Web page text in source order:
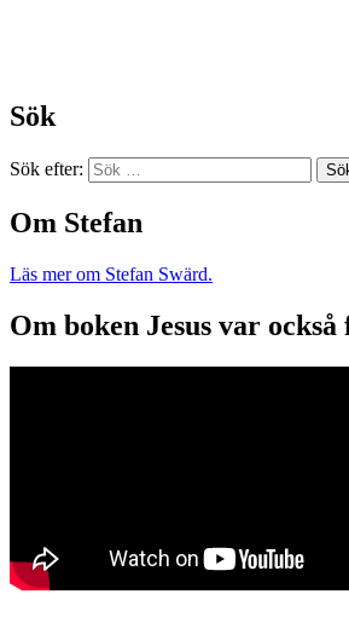
Sök
Sök efter:
Om Stefan
Läs mer om Stefan Swärd.
Om boken Jesus var